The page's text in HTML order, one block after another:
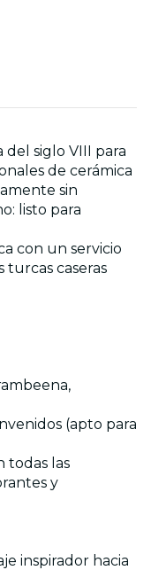
del siglo VIII para
de cerámica
sin
listo para
con un servicio
turcas caseras
(apto para
todas las
y
inspirador hacia